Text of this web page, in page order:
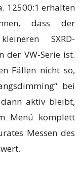
12500:1 erhalten
dass der
SXRD-
der VW-Serie ist.
Fällen nicht so,
bei
aktiv bleibt,
Menü komplett
Messen des